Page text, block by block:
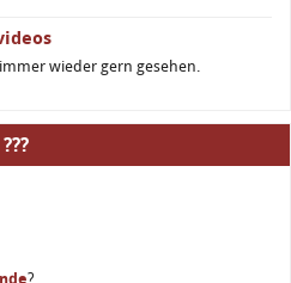
wieder gern gesehen.
?